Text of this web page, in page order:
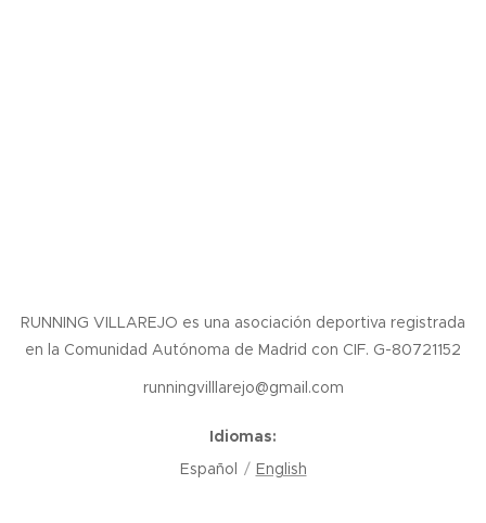
RUNNING VILLAREJO es una asociación deportiva registrada
en la Comunidad Autónoma de Madrid con CIF. G-80721152
runningvilllarejo@gmail.com
Idiomas
Español
English